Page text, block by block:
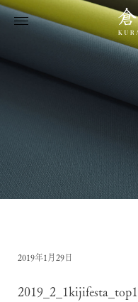
2019年1月29日
2019_2_1kijifesta_top1